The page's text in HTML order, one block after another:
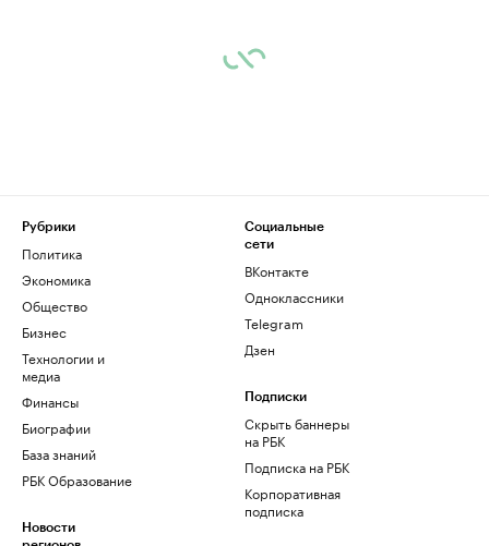
Рубрики
Политика
Экономика
Общество
Бизнес
Технологии и
медиа
Финансы
Биографии
База знаний
РБК Образование
Новости
Социальные
сети
ВКонтакте
Одноклассники
Telegram
Дзен
Подписки
Скрыть баннеры
на РБК
Подписка на РБК
Корпоративная
подписка